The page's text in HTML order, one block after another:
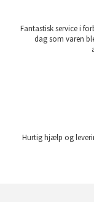
Fantastisk service i
dag som varen
Hurtig hjælp og